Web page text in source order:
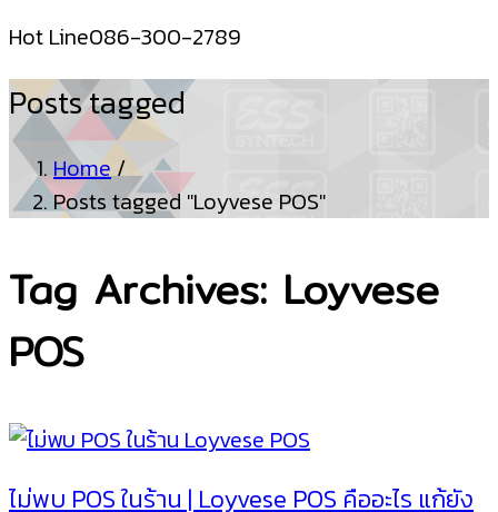
Hot Line086-300-2789
Posts tagged
Home/
Posts tagged "Loyvese POS"
Tag Archives: Loyvese
POS
ไม่พบ POS ในร้าน | Loyvese POS คืออะไร แก้ยัง